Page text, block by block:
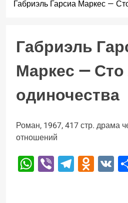
Габриэль Гарсиа Маркес —
Габриэль
Маркес — Сто
одиночества
Роман, 1967, 417 стр. драма
отношений
WhatsApp
Viber